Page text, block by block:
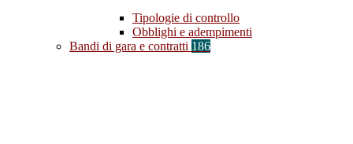
Tipologie di controllo
Obblighi e adempimenti
Bandi di gara e contratti 186